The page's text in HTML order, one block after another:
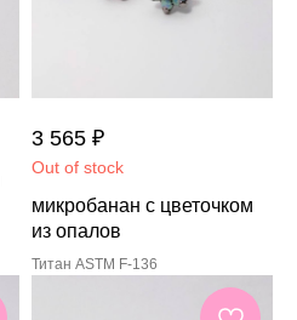
3 565 ₽
Out of stock
микробанан с цветочком
из опалов
Титан ASTM F-136